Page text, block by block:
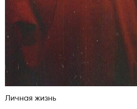
Личная жизнь